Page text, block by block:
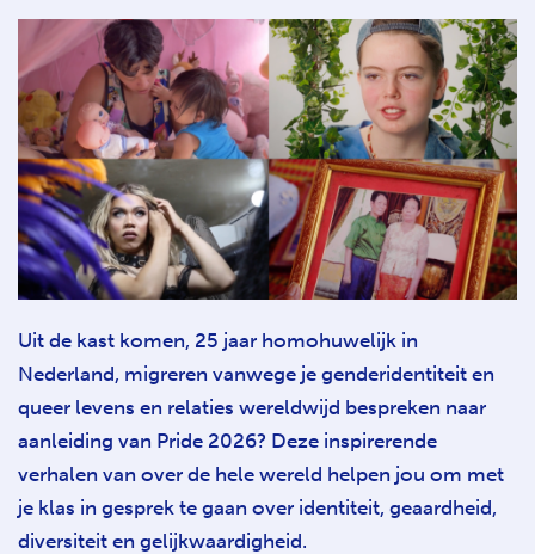
Uit de kast komen, 25 jaar homohuwelijk in
Nederland, migreren vanwege je genderidentiteit en
queer levens en relaties wereldwijd bespreken naar
aanleiding van Pride 2026? Deze inspirerende
verhalen van over de hele wereld helpen jou om met
je klas in gesprek te gaan over identiteit, geaardheid,
diversiteit en gelijkwaardigheid.